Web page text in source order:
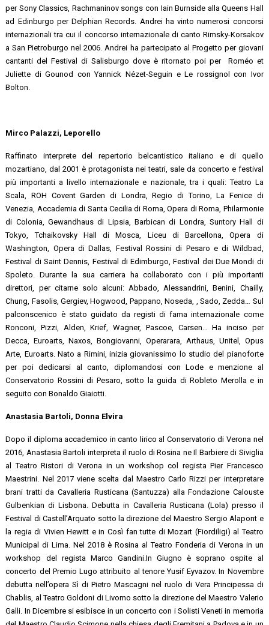
per Sony Classics, Rachmaninov songs con Iain Burnside alla Queens Hall
ad Edinburgo per Delphian Records. Andrei ha vinto numerosi concorsi
internazionali tra cui il concorso internazionale di canto Rimsky-Korsakov
a San Pietroburgo nel 2006. Andrei ha partecipato al Progetto per giovani
cantanti del Festival di Salisburgo dove è ritornato poi per Roméo et
Juliette di Gounod con Yannick Nézet-Seguin e Le rossignol con Ivor
Bolton.
Mirco Palazzi, Leporello
Raffinato interprete del repertorio belcantistico italiano e di quello
mozartiano, dal 2001 è protagonista nei teatri, sale da concerto e festival
più importanti a livello internazionale e nazionale, tra i quali: Teatro La
Scala, ROH Covent Garden di Londra, Regio di Torino, La Fenice di
Venezia, Accademia di Santa Cecilia di Roma, Opera di Roma, Philarmonie
di Colonia, Gewandhaus di Lipsia, Barbican di Londra, Suntory Hall di
Tokyo, Tchaikovsky Hall di Mosca, Liceu di Barcellona, Opera di
Washington, Opera di Dallas, Festival Rossini di Pesaro e di Wildbad,
Festival di Saint Dennis, Festival di Edimburgo, Festival dei Due Mondi di
Spoleto. Durante la sua carriera ha collaborato con i più importanti
direttori, per citarne solo alcuni: Abbado, Alessandrini, Benini, Chailly,
Chung, Fasolis, Gergiev, Hogwood, Pappano, Noseda, , Sado, Zedda… Sul
palconscenico è stato guidato da registi di fama internazionale come
Ronconi, Pizzi, Alden, Krief, Wagner, Pascoe, Carsen… Ha inciso per
Decca, Euroarts, Naxos, Bongiovanni, Operarara, Arthaus, Unitel, Opus
Arte, Euroarts. Nato a Rimini, inizia giovanissimo lo studio del pianoforte
per poi dedicarsi al canto, diplomandosi con Lode e menzione al
Conservatorio Rossini di Pesaro, sotto la guida di Robleto Merolla e in
seguito con Bonaldo Giaiotti.
Anastasia Bartoli, Donna Elvira
Dopo il diploma accademico in canto lirico al Conservatorio di Verona nel
2016, Anastasia Bartoli interpreta il ruolo di Rosina ne Il Barbiere di Siviglia
al Teatro Ristori di Verona in un workshop col regista Pier Francesco
Maestrini. Nel 2017 viene scelta dal Maestro Carlo Rizzi per interpretare
brani tratti da Cavalleria Rusticana (Santuzza) alla Fondazione Calouste
Gulbenkian di Lisbona. Debutta in Cavalleria Rusticana (Lola) presso il
Festival di Castell’Arquato sotto la direzione del Maestro Sergio Alapont e
la regia di Vivien Hewitt e in Così fan tutte di Mozart (Fiordiligi) al Teatro
Municipal di Lima. Nel 2018 è Rosina al Teatro Fonderia di Verona in un
workshop del regista Marco Gandini.In Giugno è soprano ospite al
concerto del Premio Lugo attribuito al tenore Yusif Eyvazov. In Novembre
debutta nell’opera Sì di Pietro Mascagni nel ruolo di Vera Principessa di
Chablis, al Teatro Goldoni di Livorno sotto la direzione del Maestro Valerio
Galli. In Dicembre si esibisce in un concerto con i Solisti Veneti in memoria